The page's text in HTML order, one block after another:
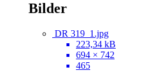
Bilder
DR 319_1.jpg
223,34 kB
694 × 742
465